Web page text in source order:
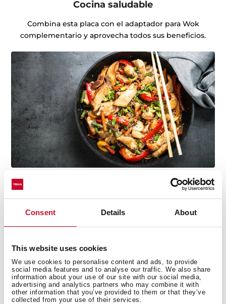
Consent Details About
This website uses cookies
We use cookies to personalise content and ads, to provide
social media features and to analyse our traffic. We also share
information about your use of our site with our social media,
advertising and analytics partners who may combine it with
other information that you’ve provided to them or that they’ve
collected from your use of their services.
Cocina saludable
Combina esta placa con el adaptador para Wok
complementario y aprovecha todos sus beneficios.
Descubre las mejores recetas para el día a
día
nuestras colecciones de recetas y atrévete a probarlas.
+ Ver recetas